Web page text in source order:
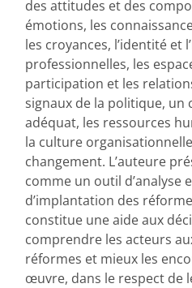
des attitudes et des
émotions, les
les croyances, l’identité et
professionnelles, les
participation et les
signaux de la politique, un
adéquat, les ressources
la culture
changement. L’auteure
comme un outil d’analyse
d’implantation des
constitue une aide aux
comprendre les acteurs
réformes et mieux les
œuvre, dans le respect de